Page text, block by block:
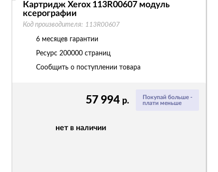
Покупай больше -
плати меньше
57 994 р.
нет в наличии
Картридж Xerox 113R00607 модуль
ксерографии
Код производителя: 113R00607
6 месяцев гарантии
Ресурс 200000 страниц
Сообщить о поступлении товара